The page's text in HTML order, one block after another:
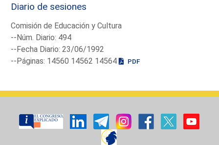
Diario de sesiones
Comisión de Educación y Cultura
--Núm. Diario: 494
--Fecha Diario: 23/06/1992
--Páginas: 14560 14562 14564
PDF